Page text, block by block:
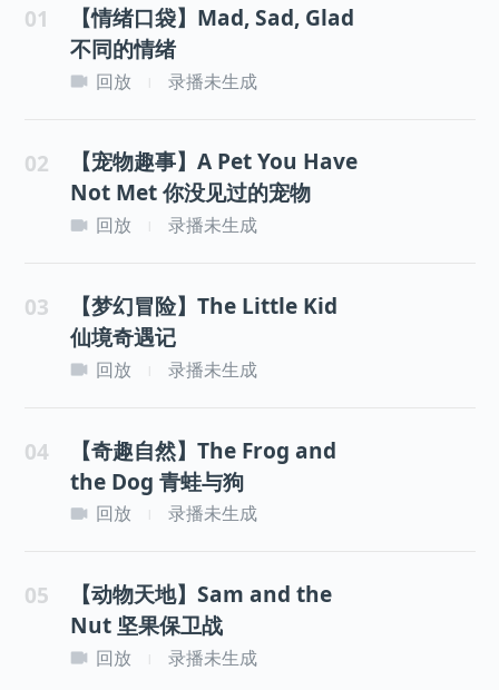
01
【情绪口袋】Mad, Sad, Glad
不同的情绪
回放 录播未生成
02
【宠物趣事】A Pet You Have
Not Met 你没见过的宠物
回放 录播未生成
03
【梦幻冒险】The Little Kid
仙境奇遇记
回放 录播未生成
04
【奇趣自然】The Frog and
the Dog 青蛙与狗
回放 录播未生成
05
【动物天地】Sam and the
Nut 坚果保卫战
回放 录播未生成